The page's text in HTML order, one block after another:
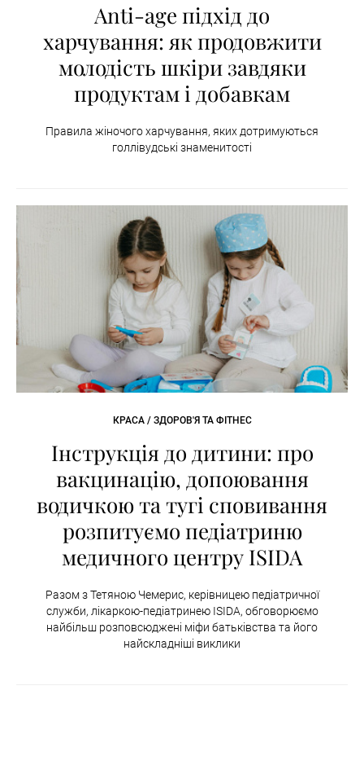
Anti-age підхід до
харчування: як продовжити
молодість шкіри завдяки
продуктам і добавкам
Правила жіночого харчування, яких дотримуються
голлівудські знаменитості
КРАСА / ЗДОРОВ'Я ТА ФІТНЕС
Інструкція до дитини: про
вакцинацію, допоювання
водичкою та тугі сповивання
розпитуємо педіатриню
медичного центру ISIDA
Разом з Тетяною Чемерис, керівницею педіатричної
служби, лікаркою-педіатринею ISIDA, обговорюємо
найбільш розповсюджені міфи батьківства та його
найскладніші виклики